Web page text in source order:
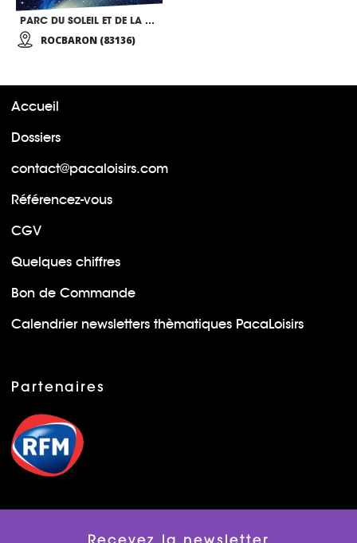
PARC DU SOLEIL ET DE LA LUNE
ROCBARON (83136)
Accueil
Dossiers
contact@pacaloisirs.com
Référencez-vous
CGV
Quelques chiffres
Bon de Commande
Calendrier newsletters thèmatiques PacaLoisirs
Partenaires